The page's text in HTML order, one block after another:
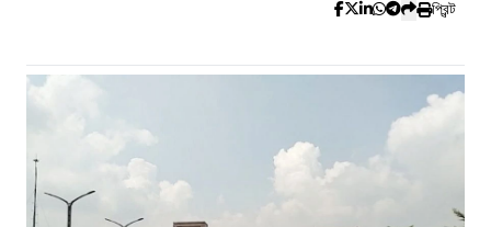
প্রিন্ট